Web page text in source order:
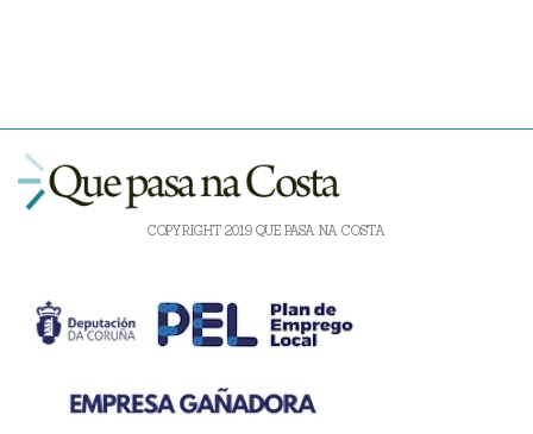
COPYRIGHT 2019 QUE PASA NA COSTA